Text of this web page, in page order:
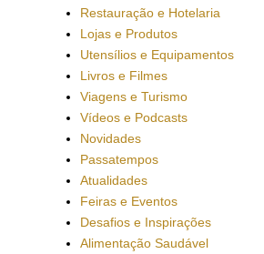
Restauração e Hotelaria
Lojas e Produtos
Utensílios e Equipamentos
Livros e Filmes
Viagens e Turismo
Vídeos e Podcasts
Novidades
Passatempos
Atualidades
Feiras e Eventos
Desafios e Inspirações
Alimentação Saudável